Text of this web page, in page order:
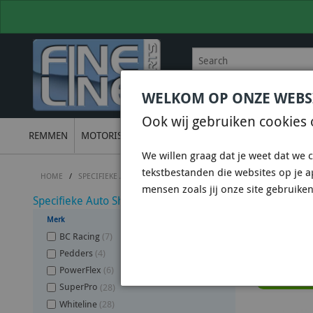
BEL +31 36 844 77 00
REMMEN MOTORISCH
HOME / SPECIFIEKE AUTO SHOPS / SUBARU SHOP / SUBARU
Specifieke Auto Shops
Merk
BC Racing (7)
Pedders (4)
PowerFlex (6)
SuperPro (28)
Whiteline (28)
WELKOM OP ONZE
Ook wij gebruiken cookies
We willen graag dat je weet dat we
tekstbestanden die websites op je
mensen zoals jij onze site